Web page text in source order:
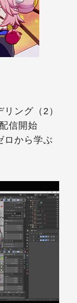
ング（2）
信開始
ロから学ぶ